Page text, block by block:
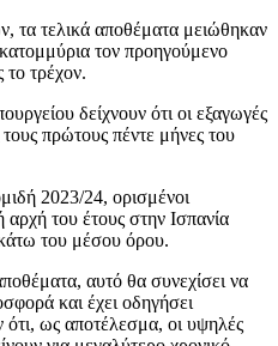
τα τελικά αποθέματα μειώθηκαν
τον προηγούμενο
το τρέχον.
δείχνουν ότι οι εξαγωγές
πρώτους πέντε μήνες του
2023/24, ορισμένοι
του έτους στην Ισπανία
του μέσου όρου.
αυτό θα συνεχίσει να
και έχει οδηγήσει
ότι, ως αποτέλεσμα, οι υψηλές